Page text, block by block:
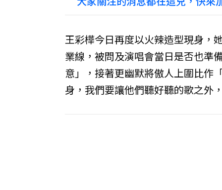
王彩樺今日再度以火辣造型現身，
業線，被問及演唱會當日是否也準
意」，接著更幽默將傲人上圍比作
身，我們要讓他們聽好聽的歌之外